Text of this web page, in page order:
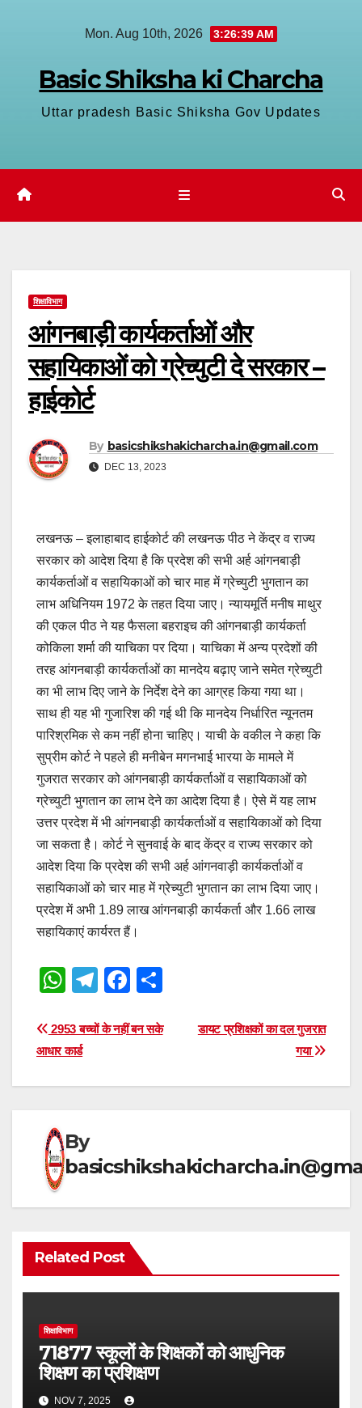
Mon. Aug 10th, 2026 3:26:40 AM
Basic Shiksha ki Charcha
Uttar pradesh Basic Shiksha Gov Updates
शिक्षाविभाग
आंगनबाड़ी कार्यकर्ताओं और
सहायिकाओं को ग्रेच्युटी दे सरकार –
हाईकोर्ट
By basicshikshakicharcha.in@gmail.com
DEC 13, 2023
लखनऊ – इलाहाबाद हाईकोर्ट की लखनऊ पीठ ने केंद्र व राज्य
सरकार को आदेश दिया है कि प्रदेश की सभी अर्ह आंगनबाड़ी
कार्यकर्ताओं व सहायिकाओं को चार माह में ग्रेच्युटी भुगतान का
लाभ अधिनियम 1972 के तहत दिया जाए। न्यायमूर्ति मनीष माथुर
की एकल पीठ ने यह फैसला बहराइच की आंगनबाड़ी कार्यकर्ता
कोकिला शर्मा की याचिका पर दिया। याचिका में अन्य प्रदेशों की
तरह आंगनबाड़ी कार्यकर्ताओं का मानदेय बढ़ाए जाने समेत ग्रेच्युटी
का भी लाभ दिए जाने के निर्देश देने का आग्रह किया गया था।
साथ ही यह भी गुजारिश की गई थी कि मानदेय निर्धारित न्यूनतम
पारिश्रमिक से कम नहीं होना चाहिए। याची के वकील ने कहा कि
सुप्रीम कोर्ट ने पहले ही मनीबेन मगनभाई भारया के मामले में
गुजरात सरकार को आंगनबाड़ी कार्यकर्ताओं व सहायिकाओं को
ग्रेच्युटी भुगतान का लाभ देने का आदेश दिया है। ऐसे में यह लाभ
उत्तर प्रदेश में भी आंगनबाड़ी कार्यकर्ताओं व सहायिकाओं को दिया
जा सकता है। कोर्ट ने सुनवाई के बाद केंद्र व राज्य सरकार को
आदेश दिया कि प्रदेश की सभी अर्ह आंगनवाड़ी कार्यकर्ताओं व
सहायिकाओं को चार माह में ग्रेच्युटी भुगतान का लाभ दिया जाए।
प्रदेश में अभी 1.89 लाख आंगनबाड़ी कार्यकर्ता और 1.66 लाख
सहायिकाएं कार्यरत हैं।
W
at
s
A
p
T
e
a
F
c
b
k
ar
Post
navigation
डायट प्रशिक्षकों का दल गुजरात
गया
2953 बच्चों के नहीं बन सके
आधार कार्ड
By
Related Post
शिक्षाविभाग
71877 स्कूलों के शिक्षकों को आधुनिक
शिक्षण का प्रशिक्षण
NOV 7, 2025